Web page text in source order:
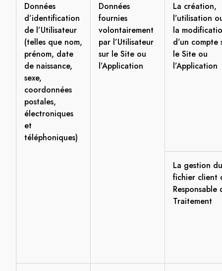
Données
d’identification
de l’Utilisateur
(telles que nom,
prénom, date
de naissance,
sexe,
coordonnées
postales,
électroniques
et
téléphoniques)
Données
fournies
volontairement
par l’Utilisateur
sur le Site ou
l’Application
La création,
l’utilisation
la
d’un compte
le Site ou
l’Application
La gestion du
fichier client
Responsable
Traitement